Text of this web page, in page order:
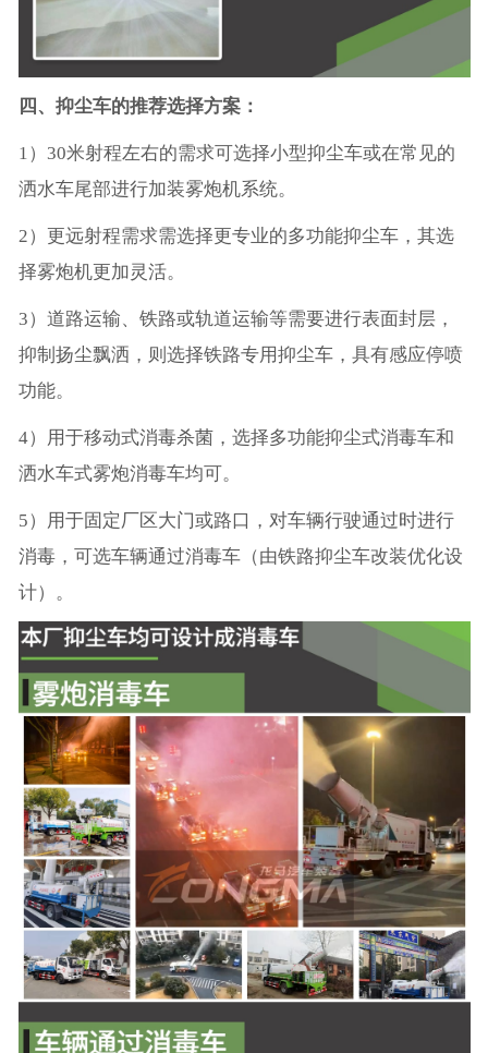
四、抑尘车的推荐选择方案：
1）30米射程左右的需求可选择小型抑尘车或在常见的
洒水车尾部进行加装雾炮机系统。
2）更远射程需求需选择更专业的多功能抑尘车，其选
择雾炮机更加灵活。
3）道路运输、铁路或轨道运输等需要进行表面封层，
抑制扬尘飘洒，则选择铁路专用抑尘车，具有感应停喷
功能。
4）用于移动式消毒杀菌，选择多功能抑尘式消毒车和
洒水车式雾炮消毒车均可。
5）用于固定厂区大门或路口，对车辆行驶通过时进行
消毒，可选车辆通过消毒车（由铁路抑尘车改装优化设
计）。